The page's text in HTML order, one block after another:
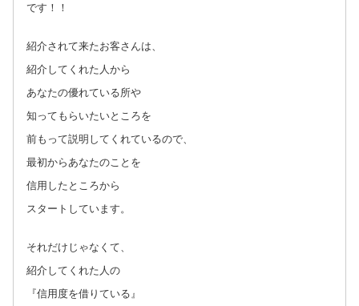
です！！
紹介されて来たお客さんは、
紹介してくれた人から
あなたの優れている所や
知ってもらいたいところを
前もって説明してくれているので、
最初からあなたのことを
信用したところから
スタートしています。
それだけじゃなくて、
紹介してくれた人の
『信用度を借りている』